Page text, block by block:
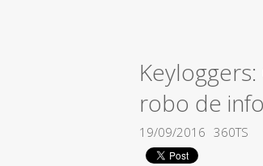
robo de
19/09/2016 360TS